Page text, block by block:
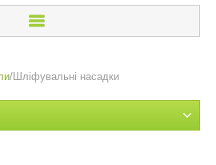
/Шліфувальні насадки